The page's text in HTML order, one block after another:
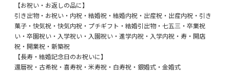
【お祝い・お返しの品に】
引き出物・お祝い・内祝・結婚祝・結婚内祝・出産祝・出産内祝・引き
菓子・快気祝・快気内祝・プチギフト・結婚引出物・七五三・卒業祝
い・卒園祝い・入学祝い・入園祝い・進学内祝・入学内祝・寿・開店
祝・開業祝・新築祝
【長寿・結婚記念日のお祝いに】
還暦祝・古希祝・喜寿祝・米寿祝・白寿祝・銀婚式・金婚式